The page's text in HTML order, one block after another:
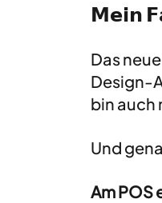
𝗠𝗲𝗶𝗻
Das
Design-
bin auch
Und
Am POS